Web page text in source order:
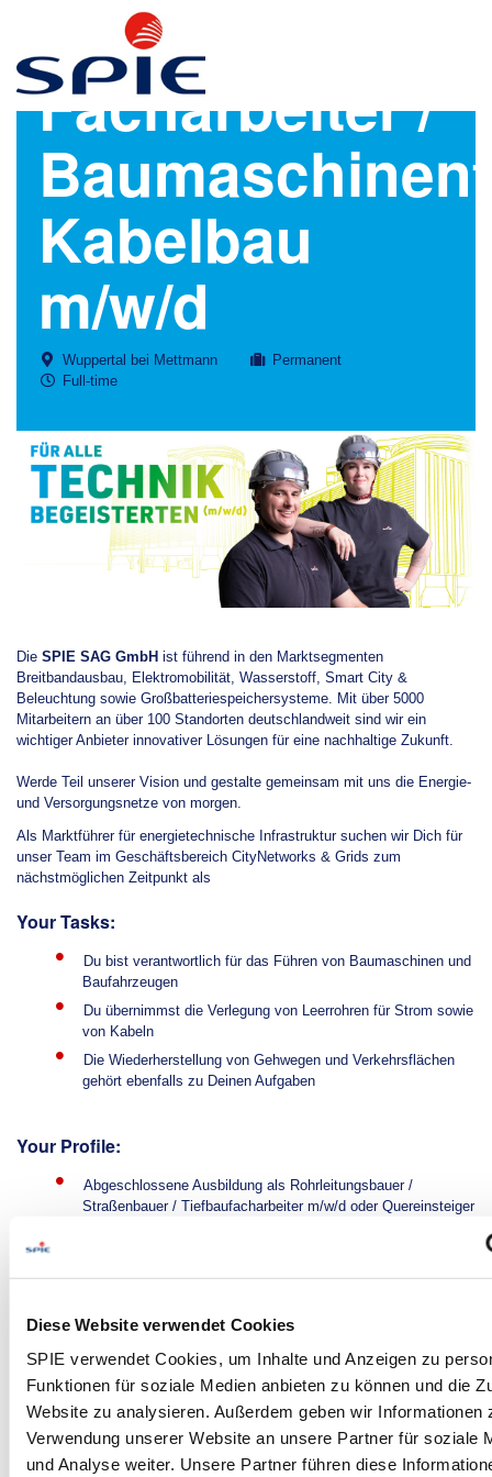
Diese Website verwendet Cookies
SPIE verwendet Cookies, um Inhalte und Anzeigen zu
Funktionen für soziale Medien anbieten zu können und die
Website zu analysieren. Außerdem geben wir Informationen
Verwendung unserer Website an unsere Partner für soziale
und Analyse weiter. Unsere Partner führen diese
Facharbeiter /
Kabelbau
m/w/d
Wuppertal bei Mettmann
Permanent
Full-time
Die SPIE SAG GmbH ist führend in den Marktsegmenten
Breitbandausbau, Elektromobilität, Wasserstoff, Smart City &
Beleuchtung sowie Großbatteriespeichersysteme. Mit über 5000
Mitarbeitern an über 100 Standorten deutschlandweit sind wir ein
wichtiger Anbieter innovativer Lösungen für eine nachhaltige Zukunft.
Werde Teil unserer Vision und gestalte gemeinsam mit uns die Energie-
und Versorgungsnetze von morgen.
Als Marktführer für energietechnische Infrastruktur suchen wir Dich für
unser Team im Geschäftsbereich CityNetworks & Grids zum
nächstmöglichen Zeitpunkt als
Your Tasks:
Du bist verantwortlich für das Führen von Baumaschinen und
Baufahrzeugen
Du übernimmst die Verlegung von Leerrohren für Strom sowie
von Kabeln
Die Wiederherstellung von Gehwegen und Verkehrsflächen
gehört ebenfalls zu Deinen Aufgaben
Your Profile:
Abgeschlossene Ausbildung als Rohrleitungsbauer /
Straßenbauer / Tiefbaufacharbeiter m/w/d oder Quereinsteiger
Führerschein der Klasse B erforderlich, idealerweise Klasse
Freude am Umgang mit Baumaschinen und technischen
sowie Zuverlässigkeit, Kommunikations- und Teamfähigkeit
We Offer: